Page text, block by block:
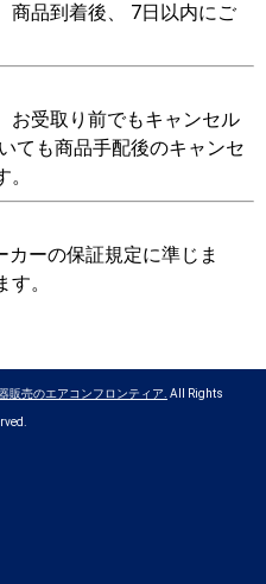
商品到着後、 7日以内にご
お受取り前でもキャンセル
ても商品手配後のキャンセ
ーの保証規定に準じま
。
販売のエアコンフロンティア. All Rights